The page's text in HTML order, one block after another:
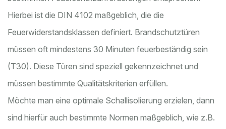
Hierbei ist die DIN 4102 maßgeblich, die die
Feuerwiderstandsklassen definiert. Brandschutztüren
müssen oft mindestens 30 Minuten feuerbeständig sein
(T30). Diese Türen sind speziell gekennzeichnet und
müssen bestimmte Qualitätskriterien erfüllen.
Möchte man eine optimale Schallisolierung erzielen, dann
sind hierfür auch bestimmte Normen maßgeblich, wie z.B.